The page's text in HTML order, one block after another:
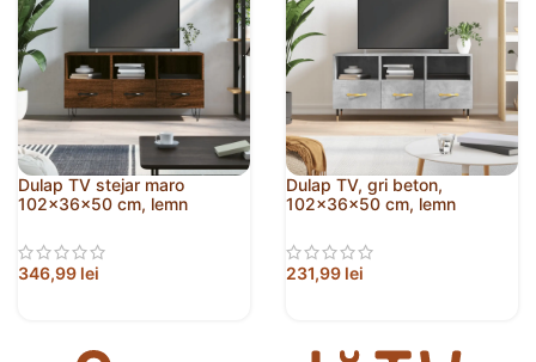
Dulap TV stejar maro
102x36x50 cm, lemn
346,99 lei
Dulap TV, gri beton,
102x36x50 cm, lemn
231,99 lei